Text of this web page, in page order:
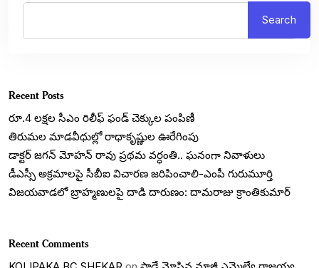
Search
Recent Posts
రూ.4 లక్షల సీఎం రిలీఫ్ ఫండ్ చెక్కుల పంపిణీ
తిరుమల మాడవీధుల్లో రాధాకృష్ణుల ఊరేగింపు
డాక్టర్ జగన్ మోహన్ రావు ప్రథమ వర్ధంతి.. ఘనంగా నివాళులు
డీఎస్సీ అక్రమాలపై సీబీఐ విచారణ జరిపించాలి-ఎంపీ గురుమూర్తి
విజయవాడలో బ్రాహ్మణులపై దాడి దారుణం: దామరాజు క్రాంతికుమార్
Recent Comments